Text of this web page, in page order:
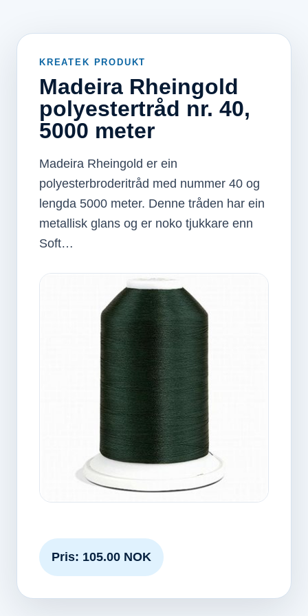
KREATEK PRODUKT
Madeira Rheingold
polyestertråd nr. 40,
5000 meter
Madeira Rheingold er ein
polyesterbroderitråd med nummer 40 og
lengda 5000 meter. Denne tråden har ein
metallisk glans og er noko tjukkare enn
Soft…
Pris: 105.00 NOK